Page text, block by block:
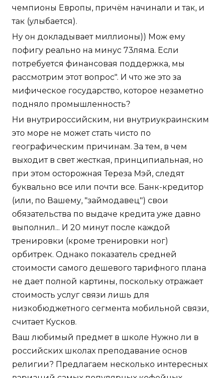
чемпионы Европы, причём начинали и так, и
так (улыбается).
Ну он докладывает миллионы)) Мож ему
пофигу реально на минус 73ляма. Если
потребуется финансовая поддержка, мы
рассмотрим этот вопрос". И что же это за
мифическое государство, которое незаметно
подняло промышленность?
Ни внутрироссийским, ни внутриукраинским
это море не может стать чисто по
географическим причинам. За тем, в чем
выходит в свет жесткая, принципиальная, но
при этом осторожная Тереза Мэй, следят
буквально все или почти все. Банк-кредитор
(или, по Вашему, "займодавец") свои
обязательства по выдаче кредита уже давно
выполнил... И 20 минут после каждой
тренировки (кроме тренировки ног)
орбитрек. Однако показатель средней
стоимости самого дешевого тарифного плана
не дает полной картины, поскольку отражает
стоимость услуг связи лишь для
низкобюджетного сегмента мобильной связи,
считает Кусков.
Ваш любимый предмет в школе Нужно ли в
российских школах преподавание основ
религии? Предлагаем несколько интересных